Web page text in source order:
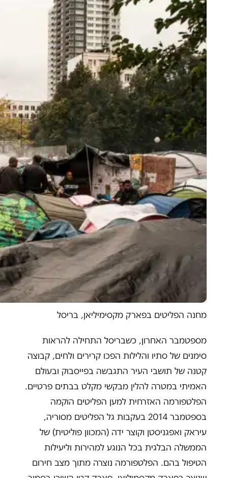
מחנה הפליטים בפארק מקסימיליאן, בריסל
מספטמבר האחרון, כשבריסל התחילה להראות
סימנים של סתיו והלילות הפכו קרירים ולחים, קבוצה
קטנה של תושבי העיר התגבשה בפייסבוק ובעולם
האמיתי במטרה להלין מבקשי מקלט בבתים פרטיים.
הפלטפורמה האזרחית למען הפליטים הוקמה
בספטמבר 2014 בעקבות גל הפליטים מסוריה,
עיראק ואפגניסטן וקוצר ידה (המכוון פוליטית) של
הממשלה הבלגית בכל הנוגע למהירות וליעילות
הטיפול בהם. הפלטפורמה נוצרה מתוך מצב חירום